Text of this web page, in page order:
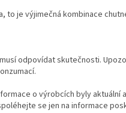
to je výjimečná kombinace
odpovídat skutečnosti.
o výrobcích byly
se jen na informace